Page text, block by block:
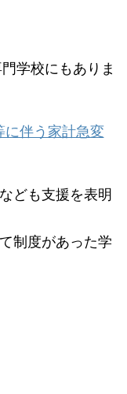
学校にもありま
に伴う家計急変
ども支援を表明
制度があった学